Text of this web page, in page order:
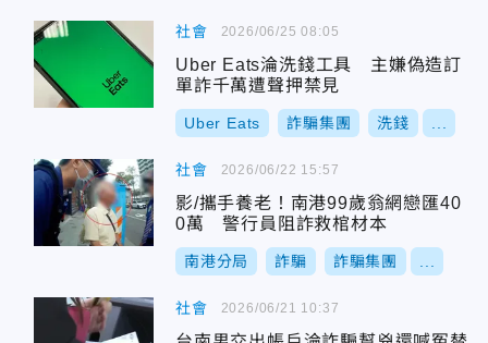
社會
Uber Eats淪洗錢工具 主嫌偽造訂
單詐千萬遭聲押禁見
Uber Eats 詐騙集團 洗錢
2026/06/25 08:05
社會
影/攜手養老！南港99歲翁網戀匯40
0萬 警行員阻詐救棺材本
南港分局 詐騙 詐騙集團
2026/06/22 15:57
社會 2026/06/21 10:37